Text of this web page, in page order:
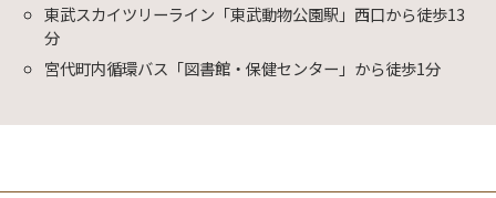
東武スカイツリーライン「東武動物公園駅」西口から徒歩13
分
宮代町内循環バス「図書館・保健センター」から徒歩1分